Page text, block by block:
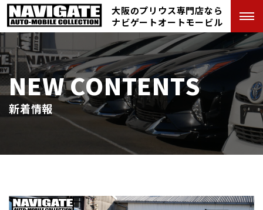
大阪のプリウス専門店なら
ナビゲートオートモービル
NEW CONTENTS
新着情報